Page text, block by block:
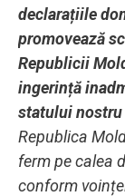
declarațiile
promovează
Republicii
ingerință
statului nostru
Republica
ferm pe calea
conform